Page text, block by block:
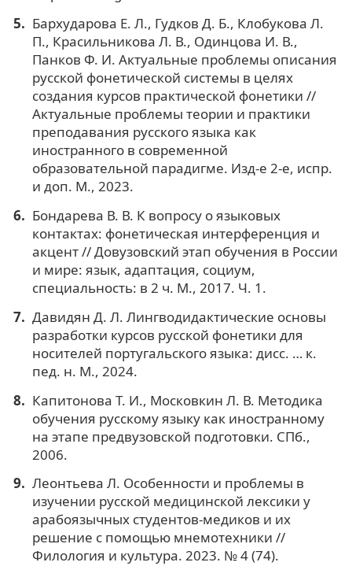
Бархударова Е. Л., Гудков Д. Б., Клобукова Л.
П., Красильникова Л. В., Одинцова И. В.,
Панков Ф. И. Актуальные проблемы описания
русской фонетической системы в целях
создания курсов практической фонетики //
Актуальные проблемы теории и практики
преподавания русского языка как
иностранного в современной
образовательной парадигме. Изд-е 2-е, испр.
и доп. М., 2023.
Бондарева В. В. К вопросу о языковых
контактах: фонетическая интерференция и
акцент // Довузовский этап обучения в России
и мире: язык, адаптация, социум,
специальность: в 2 ч. М., 2017. Ч. 1.
Давидян Д. Л. Лингводидактические основы
разработки курсов русской фонетики для
носителей португальского языка: дисс. … к.
пед. н. М., 2024.
Капитонова Т. И., Московкин Л. В. Методика
обучения русскому языку как иностранному
на этапе предвузовской подготовки. СПб.,
2006.
Леонтьева Л. Особенности и проблемы в
изучении русской медицинской лексики у
арабоязычных студентов-медиков и их
решение с помощью мнемотехники //
Филология и культура. 2023. № 4 (74).